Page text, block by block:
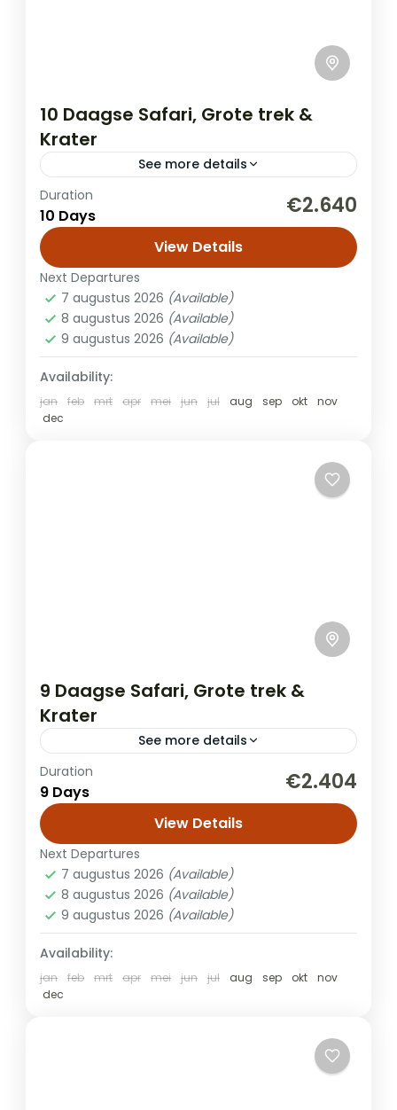
10 Daagse Safari, Grote trek &
Krater
See more details
Ervaar de magie van Noord-Tanzania met
deze exclusieve safari. Begin je avontuur in
de indrukwekkende Ngorongoro-krater,
bekend om de hoogste concentratie
wildlife in Afrika en...
Safari
Duration
10 Days €2.640
View Details
Next Departures
7 augustus 2026 (Available)
8 augustus 2026 (Available)
9 augustus 2026 (Available)
Availability:
jan feb mrt apr mei jun jul aug sep okt
nov
dec
9 Daagse Safari, Grote trek &
Krater
See more details
Tijdens je reis door Tanzania ontdek je een
reeks adembenemende landschappen en
diverse natuurparken. In Arusha National
Park bewonder je savannes, bossen, en
meren met...
Safari
Duration
9 Days €2.404
View Details
Next Departures
7 augustus 2026 (Available)
8 augustus 2026 (Available)
9 augustus 2026 (Available)
Availability:
jan feb mrt apr mei jun jul aug sep okt
nov
dec